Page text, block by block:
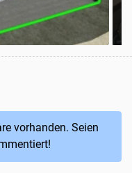
vorhanden. Seien